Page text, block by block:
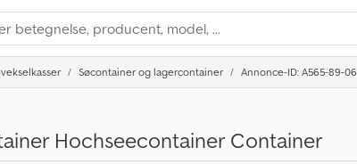
Søcontainer og lagercontainer Annonce-ID: A565-89-06
Hochseecontainer Container